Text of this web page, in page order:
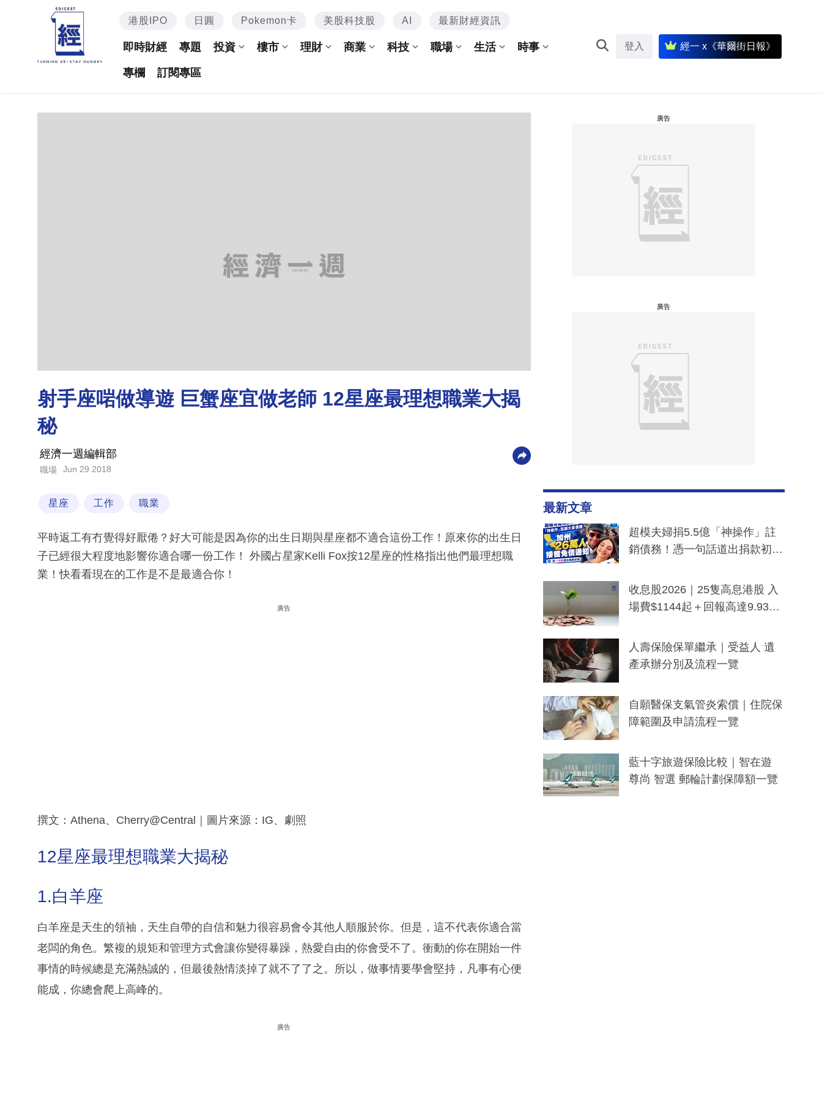
港股IPO 日圓 Pokemon卡 美股科技股 AI 最新財經資訊
即時財經 專題 投資 樓市 理財 商業 科技 職場 生活 時事
專欄 訂閱專區
登入 經一 x《華爾街日報》
射手座啱做導遊 巨蟹座宜做老師 12星座最理想職業大揭
秘
經濟一週編輯部
職場 Jun 29 2018
星座 工作 職業
平時返工有冇覺得好厭倦？好大可能是因為你的出生日期與星座都不適合這份工作！原來你的出生日
子已經很大程度地影響你適合哪一份工作！ 外國占星家Kelli Fox按12星座的性格指出他們最理想職
業！快看看現在的工作是不是最適合你！
廣告
撰文：Athena、Cherry@Central｜圖片來源：IG、劇照
12星座最理想職業大揭秘
1.白羊座
白羊座是天生的領袖，天生自帶的自信和魅力很容易會令其他人順服於你。但是，這不代表你適合當
老闆的角色。繁複的規矩和管理方式會讓你變得暴躁，熱愛自由的你會受不了。衝動的你在開始一件
事情的時候總是充滿熱誠的，但最後熱情淡掉了就不了了之。所以，做事情要學會堅持，凡事有心便
能成，你總會爬上高峰的。
廣告
廣告
廣告
最新文章
超模夫婦捐5.5億「神操作」註
銷債務！憑一句話道出捐款初
一度被誤當詐騙手段
收息股2026｜25隻高息港股 入
場費$1144起＋回報高達9.93
人壽保險保單繼承｜受益人 遺
產承辦分別及流程一覽
自願醫保支氣管炎索償｜住院保
障範圍及申請流程一覽
藍十字旅遊保險比較｜智在遊
尊尚 智選 郵輪計劃保障額一覽